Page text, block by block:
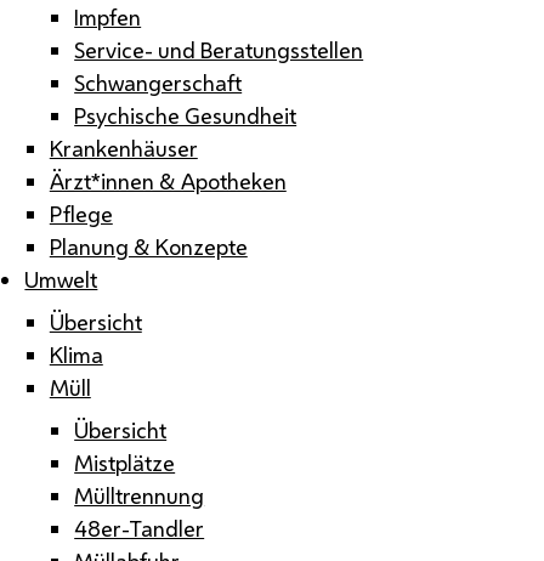
Impfen
Service- und Beratungsstellen
Schwangerschaft
Psychische Gesundheit
Krankenhäuser
Ärzt*innen & Apotheken
Pflege
Planung & Konzepte
Umwelt
Übersicht
Klima
Müll
Übersicht
Mistplätze
Mülltrennung
48er-Tandler